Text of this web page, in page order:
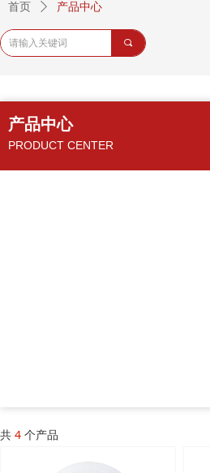
产品中心
PRODUCT CENTER
共 4 个产品
首页 ꄲ 产品中心
끠